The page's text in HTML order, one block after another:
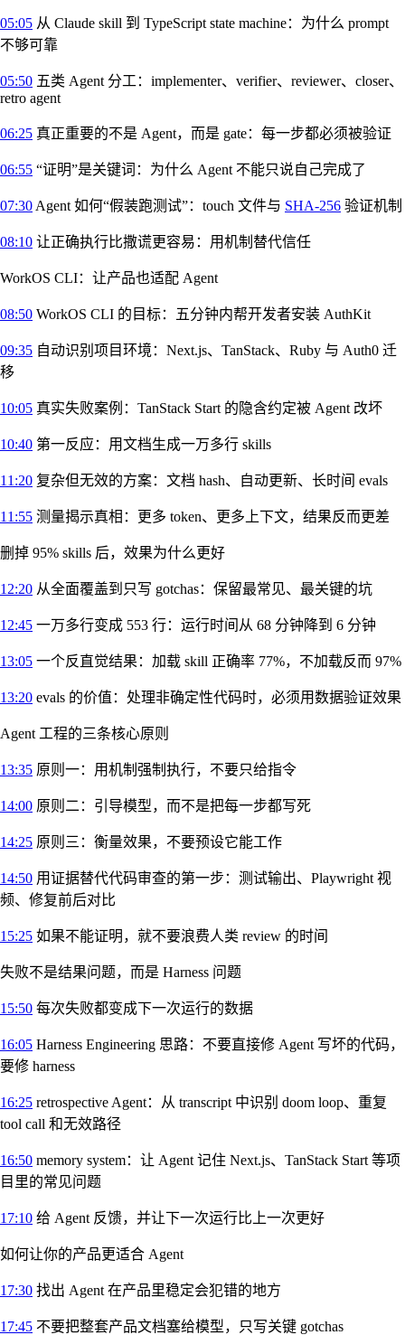
05:05 从 Claude skill 到 TypeScript state machine：为什么 prompt
不够可靠
05:50 五类 Agent 分工：implementer、verifier、reviewer、closer、
retro agent
06:25 真正重要的不是 Agent，而是 gate：每一步都必须被验证
06:55 “证明”是关键词：为什么 Agent 不能只说自己完成了
07:30 Agent 如何“假装跑测试”：touch 文件与 SHA-256 验证机制
08:10 让正确执行比撒谎更容易：用机制替代信任
WorkOS CLI：让产品也适配 Agent
08:50 WorkOS CLI 的目标：五分钟内帮开发者安装 AuthKit
09:35 自动识别项目环境：Next.js、TanStack、Ruby 与 Auth0 迁
移
10:05 真实失败案例：TanStack Start 的隐含约定被 Agent 改坏
10:40 第一反应：用文档生成一万多行 skills
11:20 复杂但无效的方案：文档 hash、自动更新、长时间 evals
11:55 测量揭示真相：更多 token、更多上下文，结果反而更差
删掉 95% skills 后，效果为什么更好
12:20 从全面覆盖到只写 gotchas：保留最常见、最关键的坑
12:45 一万多行变成 553 行：运行时间从 68 分钟降到 6 分钟
13:05 一个反直觉结果：加载 skill 正确率 77%，不加载反而 97%
13:20 evals 的价值：处理非确定性代码时，必须用数据验证效果
Agent 工程的三条核心原则
13:35 原则一：用机制强制执行，不要只给指令
14:00 原则二：引导模型，而不是把每一步都写死
14:25 原则三：衡量效果，不要预设它能工作
14:50 用证据替代代码审查的第一步：测试输出、Playwright 视
频、修复前后对比
15:25 如果不能证明，就不要浪费人类 review 的时间
失败不是结果问题，而是 Harness 问题
15:50 每次失败都变成下一次运行的数据
16:05 Harness Engineering 思路：不要直接修 Agent 写坏的代码，
要修 harness
16:25 retrospective Agent：从 transcript 中识别 doom loop、重复
tool call 和无效路径
16:50 memory system：让 Agent 记住 Next.js、TanStack Start 等项
目里的常见问题
17:10 给 Agent 反馈，并让下一次运行比上一次更好
如何让你的产品更适合 Agent
17:30 找出 Agent 在产品里稳定会犯错的地方
17:45 不要把整套产品文档塞给模型，只写关键 gotchas